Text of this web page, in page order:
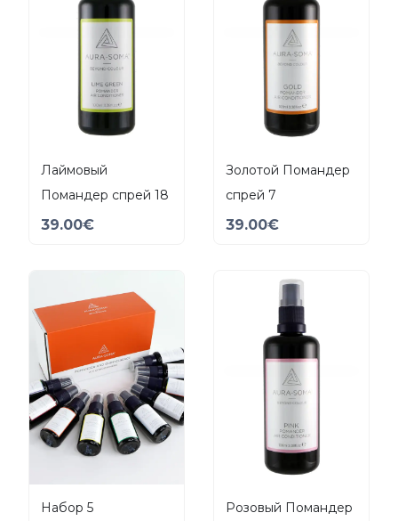
Лаймовый
Помандер спрей 18
39.00€
Золотой Помандер
спрей 7
39.00€
Набор 5
Розовый Помандер